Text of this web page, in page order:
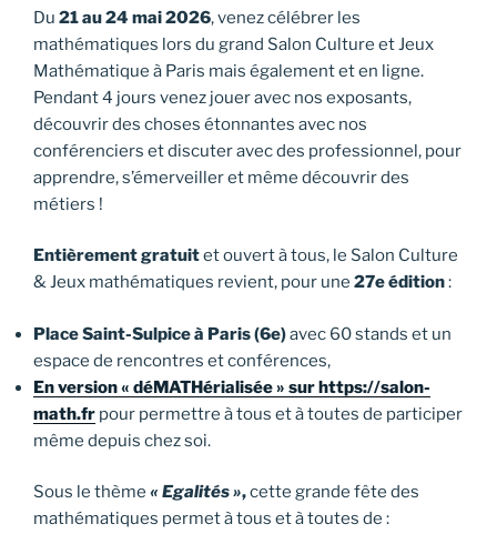
Du 21 au 24 mai 2026, venez célébrer les
mathématiques lors du grand Salon Culture et Jeux
Mathématique à Paris mais également et en ligne.
Pendant 4 jours venez jouer avec nos exposants,
découvrir des choses étonnantes avec nos
conférenciers et discuter avec des professionnel, pour
apprendre, s’émerveiller et même découvrir des
métiers !
Entièrement gratuitet ouvert à tous, le Salon Culture
& Jeux mathématiques revient, pour une 27e édition:
Place Saint-Sulpice à Paris (6e)avec 60 stands et un
espace de rencontres et conférences,
En version « déMATHérialisée » sur https://salon-
math.fr pour permettre à tous et à toutes de participer
même depuis chez soi.
Sous le thème « Egalités »,cette grande fête des
mathématiques permet à tous et à toutes de :